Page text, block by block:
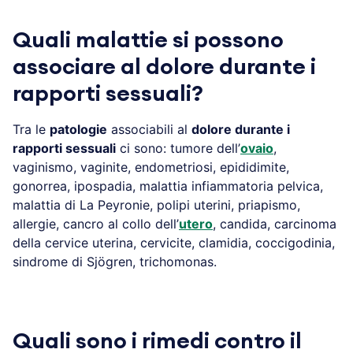
Quali malattie si possono
associare al dolore durante i
rapporti sessuali?
Tra le patologie associabili al dolore durante i
rapporti sessuali ci sono: tumore dell’ovaio,
vaginismo, vaginite, endometriosi, epididimite,
gonorrea, ipospadia, malattia infiammatoria pelvica,
malattia di La Peyronie, polipi uterini, priapismo,
allergie, cancro al collo dell’utero, candida, carcinoma
della cervice uterina, cervicite, clamidia, coccigodinia,
sindrome di Sjögren, trichomonas.
Quali sono i rimedi contro il